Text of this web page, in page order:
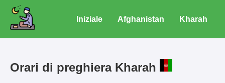
Iniziale Afghanistan Kharah
Orari di preghiera Kharah